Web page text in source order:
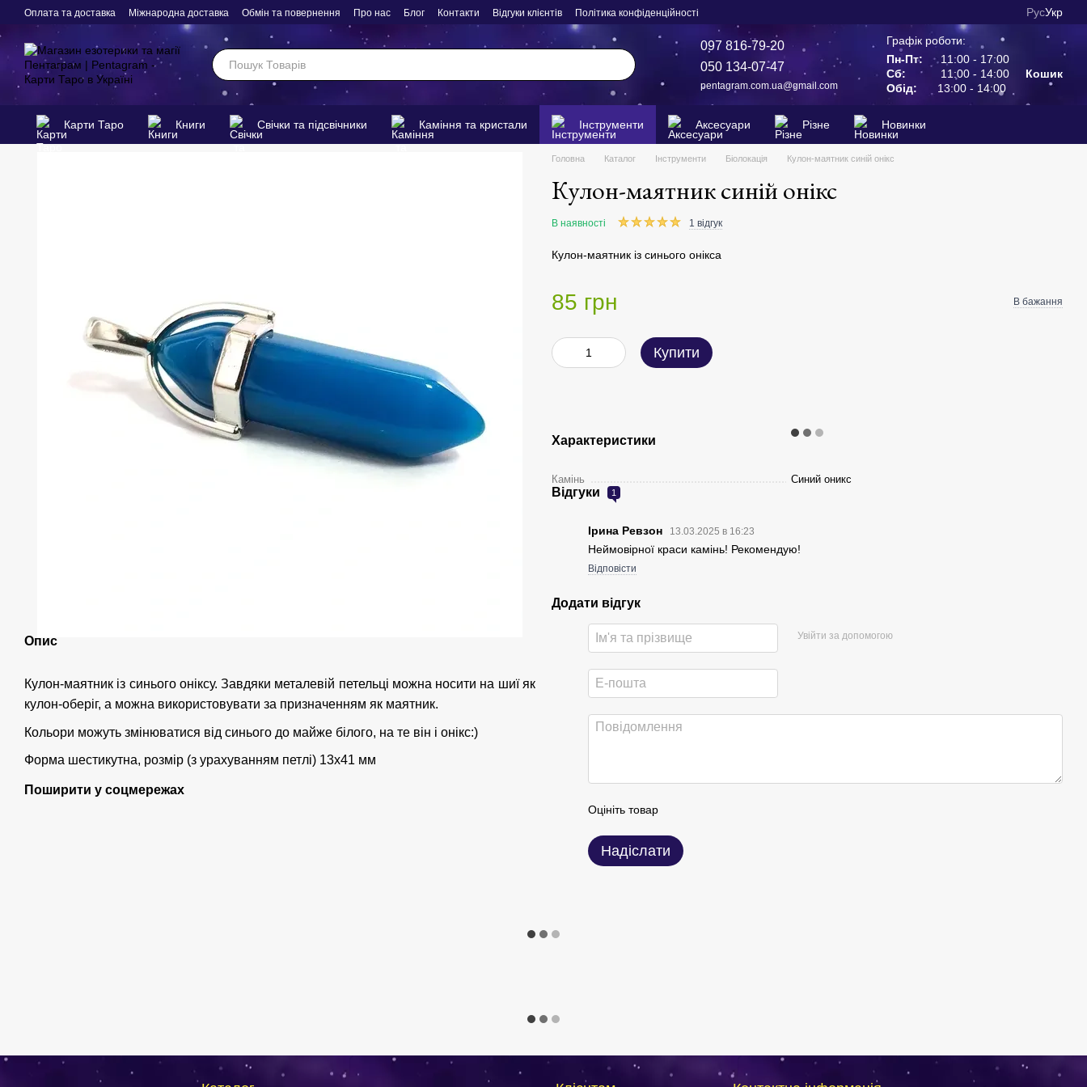
Перейти до основного контенту
Оплата та доставка Міжнародна доставка Обмін та повернення Про нас Блог Контакти Відгуки клієнтів Політика конфіденційності РусУкр
097 816-79-20
050 134-07-47
pentagram.com.ua@gmail.com
Графік роботи:
Пн-Пт:
11:00 - 17:00
Сб:
11:00 - 14:00
Обід:
13:00 - 14:00
Кошик
Карти Таро Книги Свічки та підсвічники Каміння та кристали Інструменти Аксесуари Різне Новинки
Опис
Кулон-маятник із синього оніксу. Завдяки металевій петельці можна носити на шиї як
кулон-оберіг, а можна використовувати за призначенням як маятник.
Кольори можуть змінюватися від синього до майже білого, на те він і онікс:)
Форма шестикутна, розмір (з урахуванням петлі) 13х41 мм
Поширити у соцмережах
Головна Каталог Інструменти Біолокація Кулон-маятник синій онікс
Кулон-маятник синій онікс
В наявності 1 відгук
Кулон-маятник із синього онікса
85 грн В бажання
Купити
Характеристики
Камінь Синий оникс
Відгуки 1
Ірина Ревзон 13.03.2025 в 16:23
Неймовірної краси камінь! Рекомендую!
Відповісти
Додати відгук
Увійти за допомогою
Оцініть товар
Надіслати